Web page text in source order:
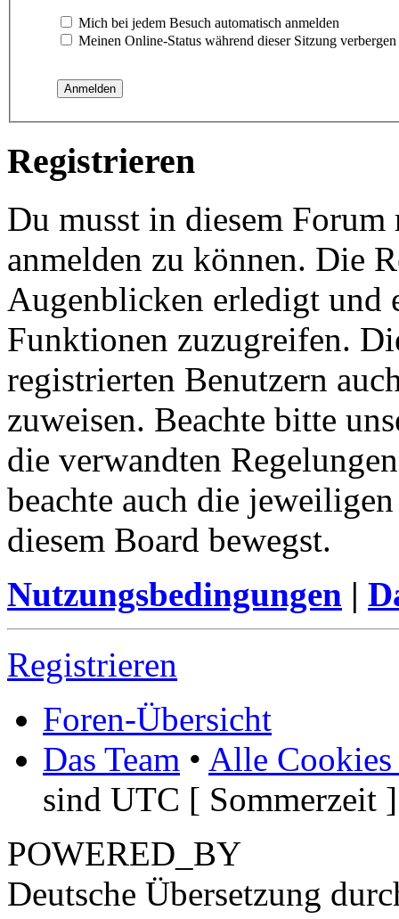
Mich bei jedem Besuch automatisch anmelden
Meinen Online-Status während dieser Sitzung verbergen
Registrieren
Du musst in diesem
anmelden zu können. Die
Augenblicken erledigt und
Funktionen zuzugreifen.
registrierten Benutzern
zuweisen. Beachte bitte
die verwandten
beachte auch die
diesem Board bewegst.
Nutzungsbedingungen |
Registrieren
Foren-Übersicht
Das Team • Alle Cookies
sind UTC [ Sommerzeit ]
POWERED_BY
Deutsche Übersetzung